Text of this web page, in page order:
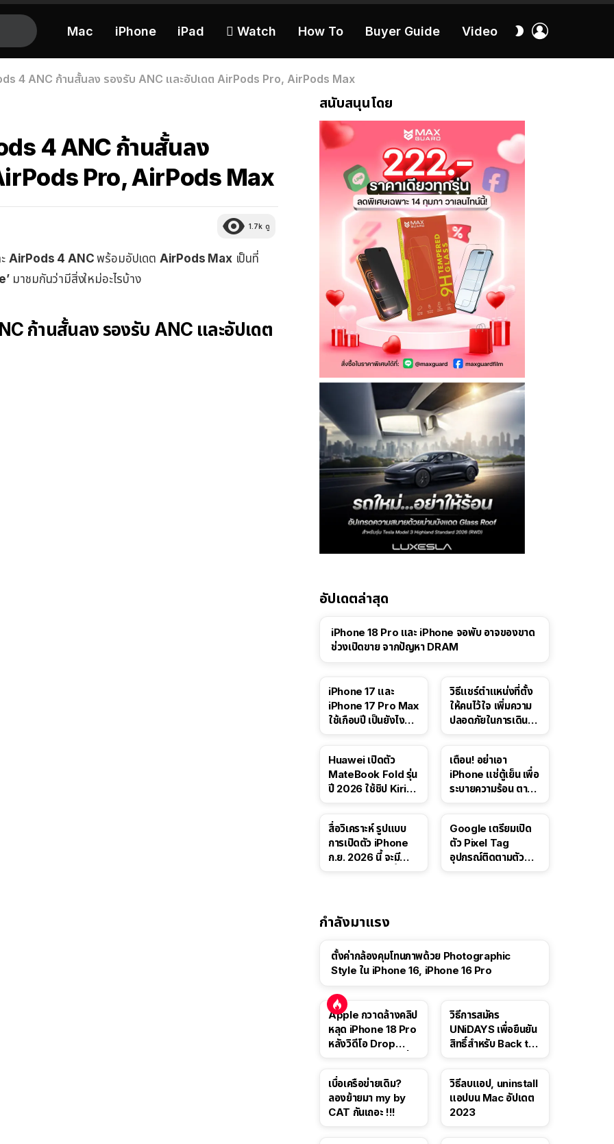
Mac iPhone iPad  Watch How To Buyer Guide Video
สลับ
4 ANC ก้านสั้นลง รองรับ ANC และอัปเดต AirPods Pro, AirPods Max
4 ANC ก้านสั้นลง
Pro, AirPods Max
1.7k ดู
AirPods 4 ANCพร้อมอัปเดต AirPods Maxเป็นที่
มาชมกันว่ามีสิ่งใหม่อะไรบ้าง
ก้านสั้นลง รองรับ ANC และอัปเดต
สนับสนุนโดย
อัปเดตล่าสุด
iPhone 18 Pro และ iPhone จอพับ อาจของขาด
ช่วงเปิดขาย จากปัญหา DRAM
iPhone 17 และ
iPhone 17 Pro Max
ใช้เกือบปี เป็นยังไง
วิธีแชร์ตำแหน่งที่ตั้ง
ให้คนไว้ใจ เพิ่มความ
ปลอดภัยในการเดิน
Huawei เปิดตัว
MateBook Fold รุ่น
ปี 2026 ใช้ชิป Kirin
เตือน! อย่าเอา
iPhone แช่ตู้เย็น เพื่อ
ระบายความร้อน ตาม
สื่อวิเคราะห์ รูปแบบ
การเปิดตัว iPhone
ก.ย. 2026 นี้ จะมี
Google เตรียมเปิด
ตัว Pixel Tag
อุปกรณ์ติดตามตัว
กำลังมาแรง
ตั้งค่ากล้องคุมโทนภาพด้วย Photographic
Style ใน iPhone 16, iPhone 16 Pro
Apple กวาดล้างคลิป
หลุด iPhone 18 Pro
หลังวิดีโอ Drop
วิธีการสมัคร
UNiDAYS เพื่อยืนยัน
สิทธิ์สำหรับ Back to
เบื่อเครือข่ายเดิม?
ลองย้ายมา my by
CAT กันเถอะ !!!
วิธีลบแอป, uninstall
แอปบน Mac อัปเดต
2023